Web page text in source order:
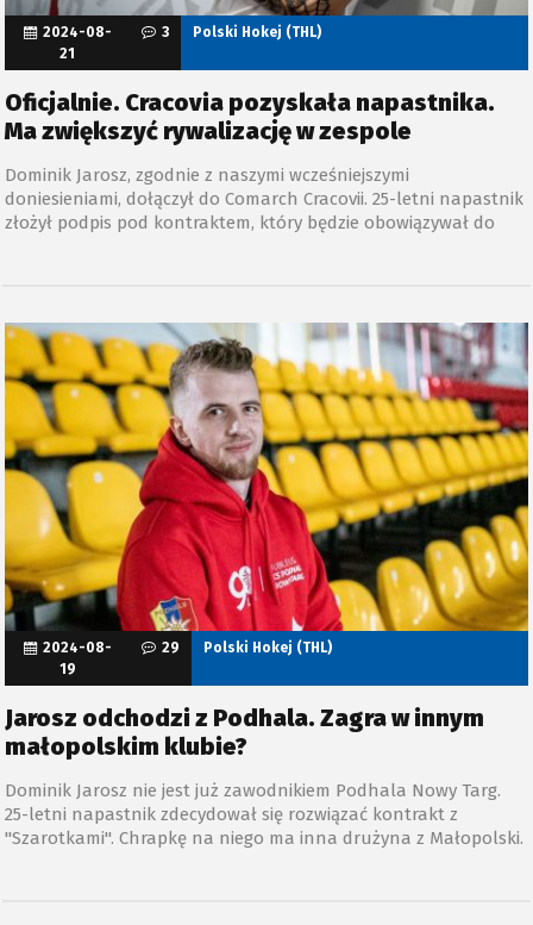
Oficjalnie. Cracovia pozyskała napastnika.
Ma zwiększyć rywalizację w zespole
Dominik Jarosz, zgodnie z naszymi wcześniejszymi
doniesieniami, dołączył do Comarch Cracovii. 25-letni napastnik
złożył podpis pod kontraktem, który będzie obowiązywał do
2024-08-
21
3 Polski Hokej (THL)
Jarosz odchodzi z Podhala. Zagra w innym
małopolskim klubie?
Dominik Jarosz nie jest już zawodnikiem Podhala Nowy Targ.
25-letni napastnik zdecydował się rozwiązać kontrakt z
"Szarotkami". Chrapkę na niego ma inna drużyna z Małopolski.
2024-08-
19
29 Polski Hokej (THL)